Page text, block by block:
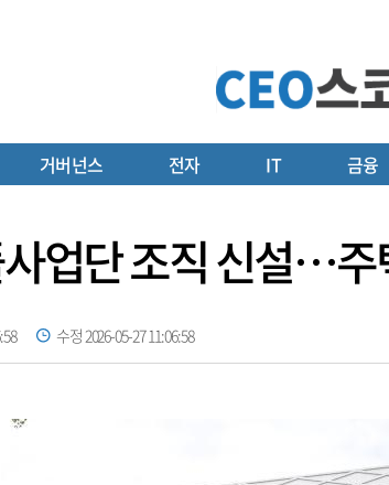
거버넌스 전자 IT 금융
업단 조직 신설…
수정 2026-05-27 11:06:58